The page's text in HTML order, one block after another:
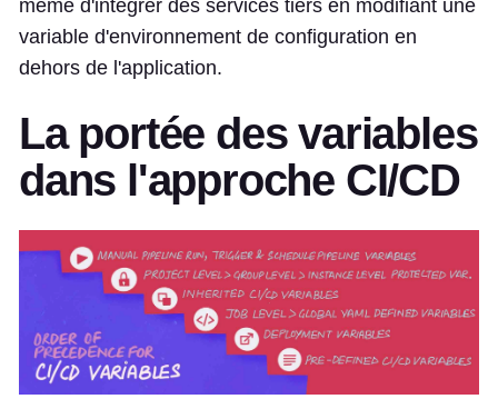
même d'intégrer des services tiers en modifiant une
variable d'environnement de configuration en
dehors de l'application.
La portée des variables
dans l'approche CI/CD